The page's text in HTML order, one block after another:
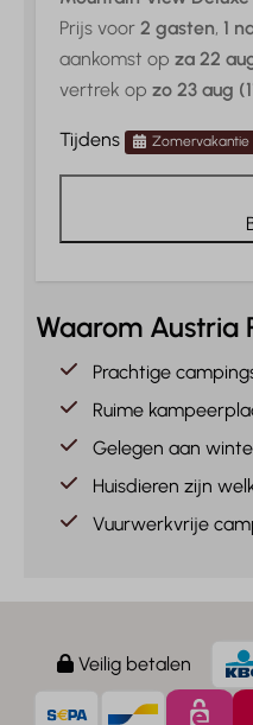
Prijs voor 2 gasten, 1
aankomst op za 22
vertrek op zo 23 aug
Tijdens Zomervakantie
Waarom Austria
Prachtige
Ruime
Gelegen aan
Huisdieren zijn
Vuurwerkvrije
Veilig betalen